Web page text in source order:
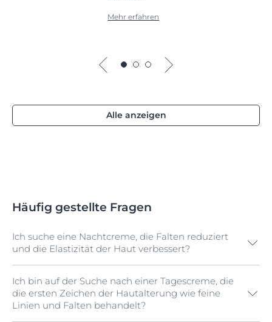
Mehr erfahren
Alle anzeigen
Häufig gestellte Fragen
Ich suche eine Nachtcreme, die Falten reduziert
und die Elastizität der Haut verbessert?
Wir empfehlen die Eucerin Hyaluron-Filler + Elasticity
Nachtpflege.
Ich bin auf der Suche nach einer Tagescreme, die
die ersten Zeichen der Hautalterung wie feine
Linien und Falten behandelt?